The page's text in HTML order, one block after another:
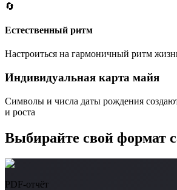
🔄
Естественный ритм
Настроиться на гармоничный ритм
Индивидуальная карта майя
Символы и числа даты рождения
и роста
Выбирайте свой формат
PDF-отчёт